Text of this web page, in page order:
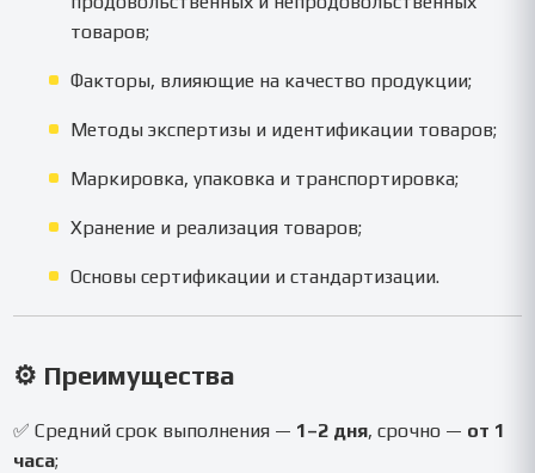
товаров;
Факторы, влияющие на качество продукции;
Методы экспертизы и идентификации товаров;
Маркировка, упаковка и транспортировка;
Хранение и реализация товаров;
Основы сертификации и стандартизации.
⚙️ Преимущества
✅ Средний срок выполнения — 1–2 дня, срочно — от 1
часа;